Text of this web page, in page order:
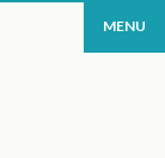
MENU